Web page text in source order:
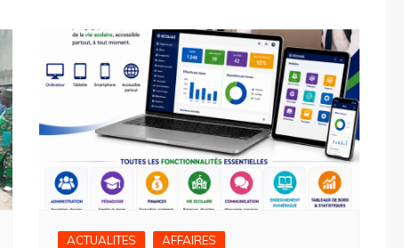
ACTUALITES
AFFAIRES